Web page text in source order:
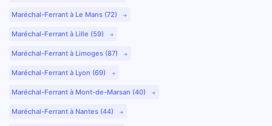
Maréchal-Ferrant à Le Mans (72)
Maréchal-Ferrant à Lille (59)
Maréchal-Ferrant à Limoges (87)
Maréchal-Ferrant à Lyon (69)
Maréchal-Ferrant à Mont-de-Marsan (40)
Maréchal-Ferrant à Nantes (44)